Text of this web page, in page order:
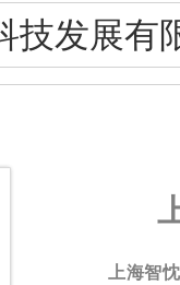
技发展有
上海智